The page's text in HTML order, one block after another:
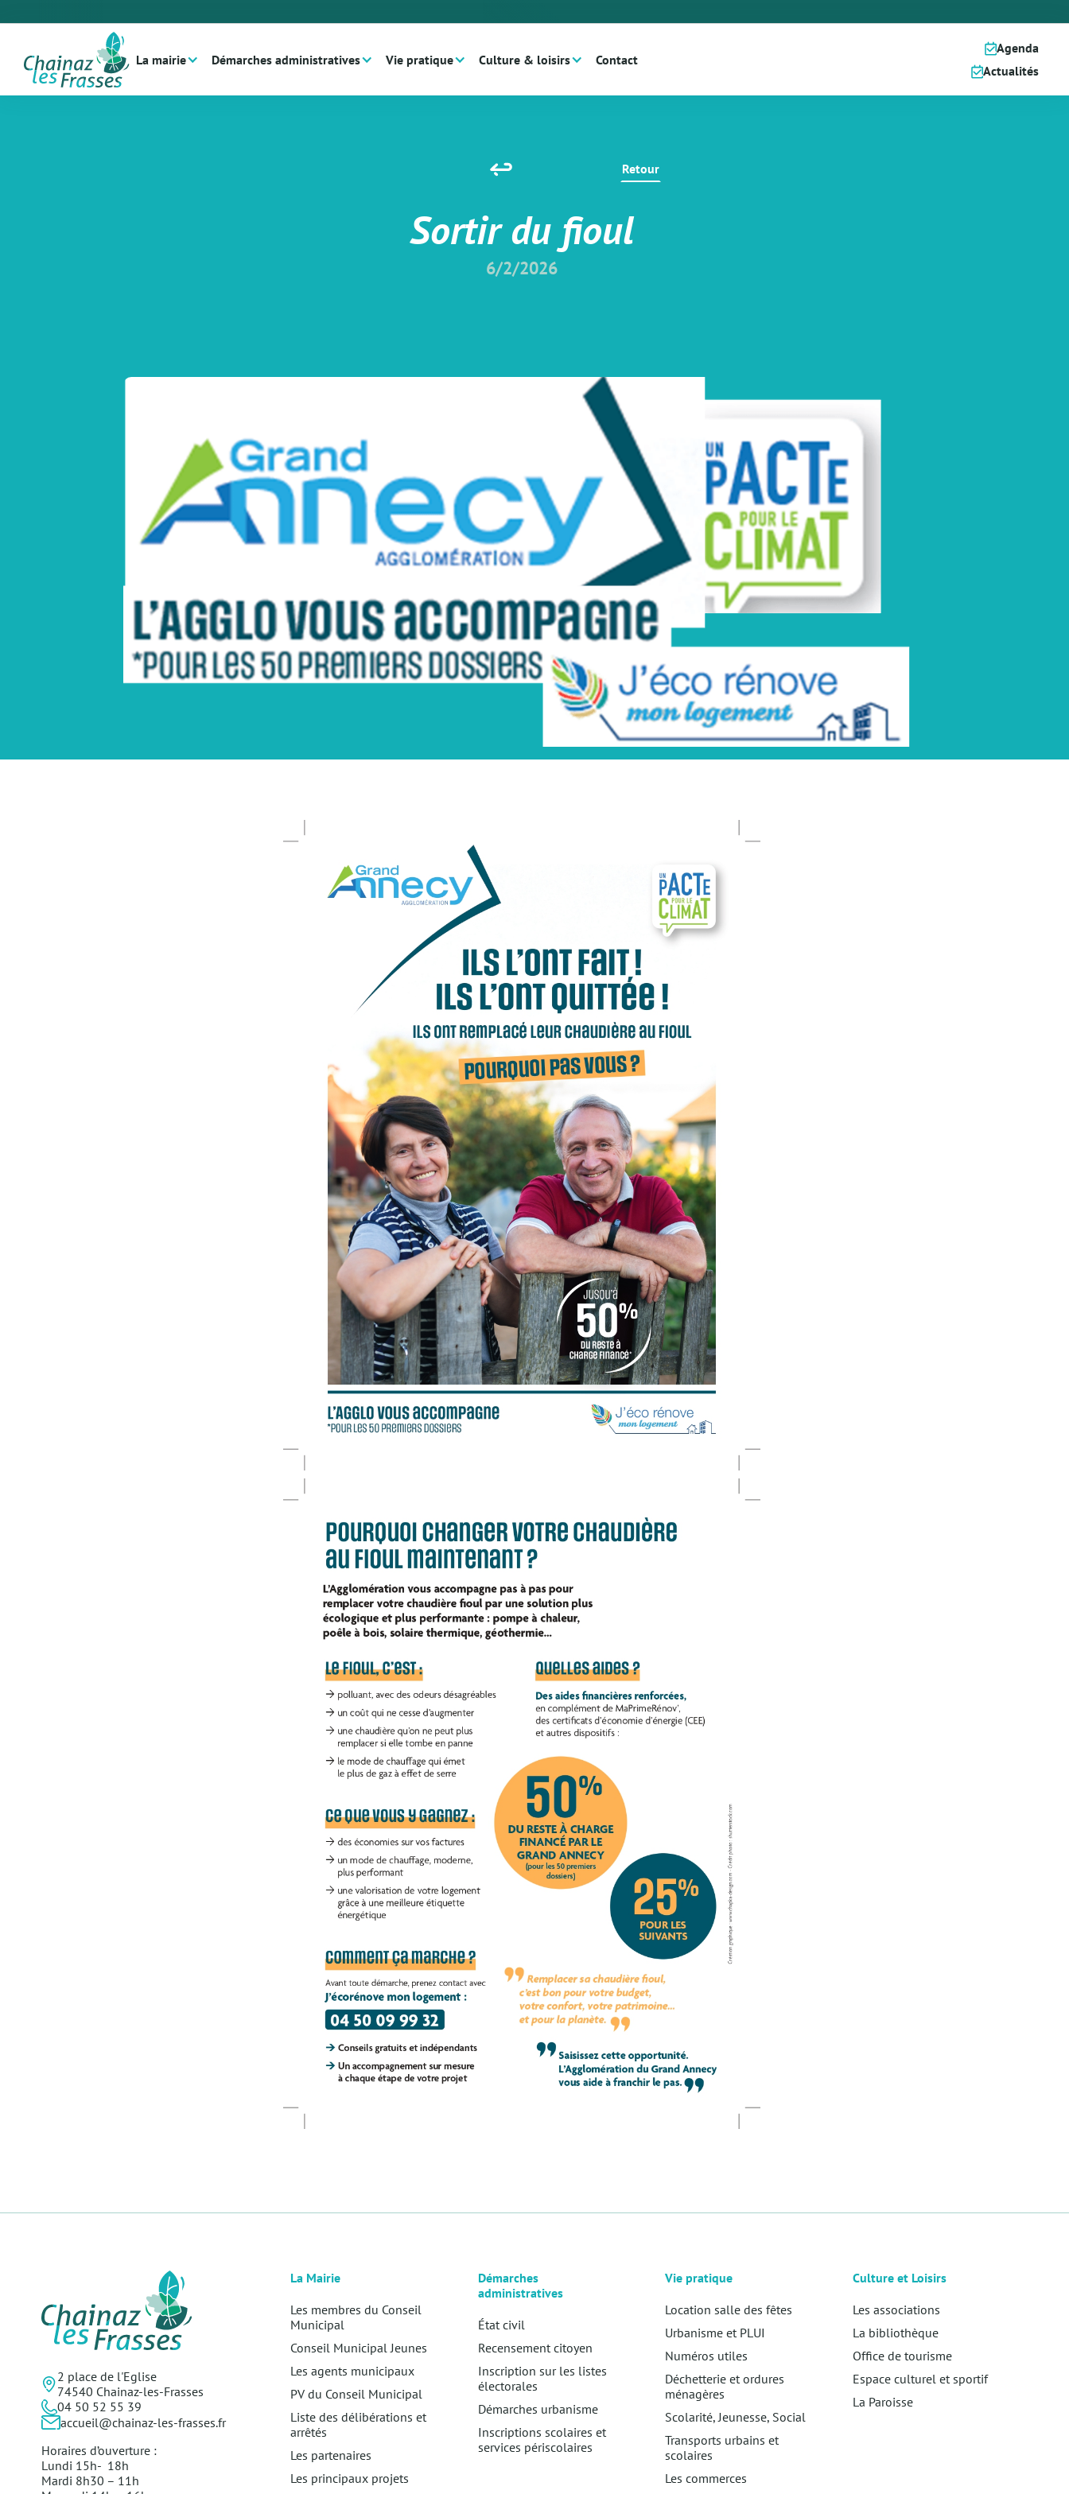
La mairie Démarches administratives Vie pratique Culture & loisirs Contact
Agenda
Actualités
Retour
Sortir du fioul
6/2/2026
2 place de l'Eglise
74540 Chainaz-les-Frasses
04 50 52 55 39
accueil@chainaz-les-frasses.fr
Horaires d’ouverture :
Lundi 15h- 18h
Mardi 8h30 – 11h
La Mairie
Les membres du Conseil
Municipal
Conseil Municipal Jeunes
Les agents municipaux
PV du Conseil Municipal
Liste des délibérations et
arrêtés
Les partenaires
Les principaux projets
Démarches
administratives
État civil
Recensement citoyen
Inscription sur les listes
électorales
Démarches urbanisme
Inscriptions scolaires et
services périscolaires
Vie pratique
Location salle des fêtes
Urbanisme et PLUI
Numéros utiles
Déchetterie et ordures
ménagères
Scolarité, Jeunesse, Social
Transports urbains et
scolaires
Les commerces
Culture et Loisirs
Les associations
La bibliothèque
Office de tourisme
Espace culturel et sportif
La Paroisse